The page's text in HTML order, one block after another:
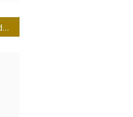
Cuba vs. terrorismo mediático